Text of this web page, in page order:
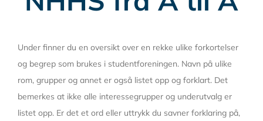
Under finner du en oversikt over en rekke ulike forkortelser
og begrep som brukes i studentforeningen. Navn på ulike
rom, grupper og annet er også listet opp og forklart. Det
bemerkes at ikke alle interessegrupper og underutvalg er
listet opp. Er det et ord eller uttrykk du savner forklaring på,